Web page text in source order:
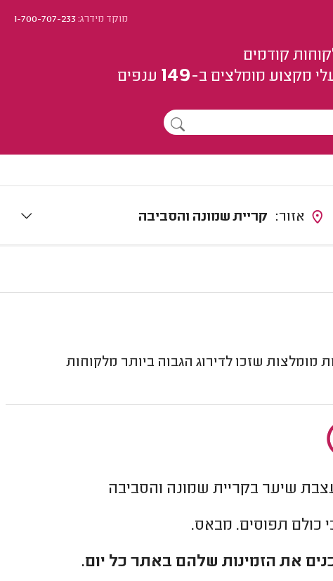
מוקד מידרג:1-700-707-233
קודמים
מקצוע מומלצים ב-149 ענפים
קריית שמונה והסביבה
שזכו לדירוג הגבוה ביותר מלקוחות
שיער בקריית שמונה והסביבה
כולם תפוסים. מבאס.
את הזמינות שלהם באתר כל יום.